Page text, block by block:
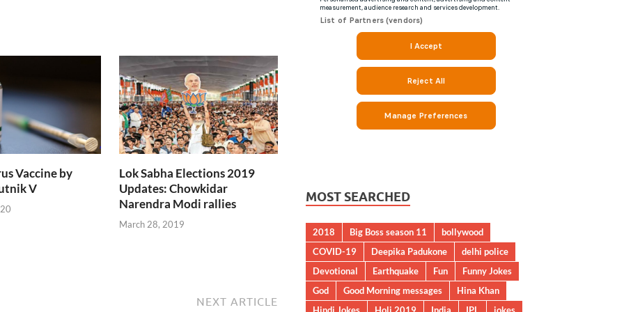
Vaccine by
V
Lok Sabha Elections 2019
Updates: Chowkidar
Narendra Modi rallies
March 28, 2019
NEXT ARTICLE
MOST SEARCHED
2018 Big Boss season 11
bollywood
COVID-19
Deepika Padukone
delhi police
Devotional
Earthquake Fun
Funny Jokes
God
Good Morning messages
Hina Khan